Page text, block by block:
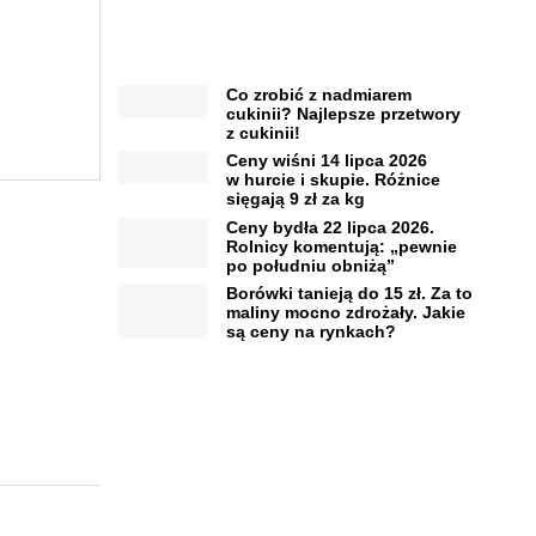
Co zrobić z nadmiarem
cukinii? Najlepsze przetwory
z cukinii!
Ceny wiśni 14 lipca 2026
w hurcie i skupie. Różnice
sięgają 9 zł za kg
Ceny bydła 22 lipca 2026.
Rolnicy komentują: „pewnie
po południu obniżą”
Borówki tanieją do 15 zł. Za to
maliny mocno zdrożały. Jakie
są ceny na rynkach?